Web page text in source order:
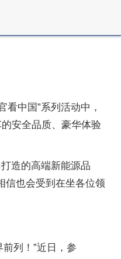
中国”系列活动中，
安全品质、豪华体验
造的高端新能源品
信也会受到在坐各位领
列！”近日，参